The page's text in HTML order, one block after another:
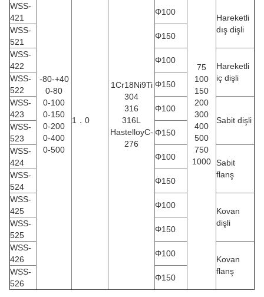
-80-+40
0-80
0-100
0-150
0-200
0-400
0-500
1．0
1Cr18Ni9Ti
304
316
316L
HastelloyC-
276
75
100
150
200
300
400
500
750
1000
WSS-
421
Φ100
Hareketli
dış dişli
WSS-
521
Φ150
WSS-
422
Φ100
Hareketli
iç dişli
WSS-
522
Φ150
WSS-
423
Φ100
Sabit dişli
WSS-
523
Φ150
WSS-
424
Φ100
Sabit
flanş
WSS-
524
Φ150
WSS-
425
Φ100
Kovan
dişli
WSS-
525
Φ150
WSS-
426
Φ100
Kovan
flanş
WSS-
526
Φ150